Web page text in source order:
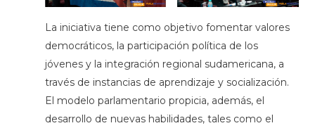
La iniciativa tiene como objetivo fomentar valores
democráticos, la participación política de los
jóvenes y la integración regional sudamericana, a
través de instancias de aprendizaje y socialización.
El modelo parlamentario propicia, además, el
desarrollo de nuevas habilidades, tales como el